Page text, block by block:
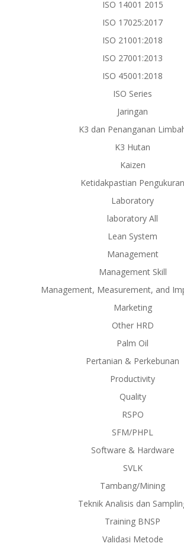
ISO 14001 2015
ISO 17025:2017
ISO 21001:2018
ISO 27001:2013
ISO 45001:2018
ISO Series
Jaringan
K3 dan Penanganan
K3 Hutan
Kaizen
Ketidakpastian Pengukuran
Laboratory
laboratory All
Lean System
Management
Management Skill
Management, Measurement, and
Marketing
Other HRD
Palm Oil
Pertanian & Perkebunan
Productivity
Quality
RSPO
SFM/PHPL
Software & Hardware
SVLK
Tambang/Mining
Teknik Analisis dan
Training BNSP
Validasi Metode